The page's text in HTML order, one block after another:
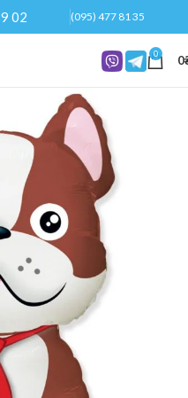
02 (095) 477 81 35
0 0